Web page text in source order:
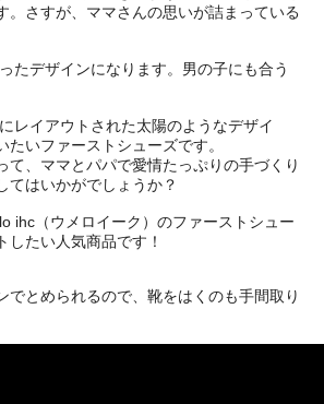
。さすが、ママさんの思いが詰まっている
たデザインになります。男の子にも合う
レイアウトされた太陽のようなデザイ
たいファーストシューズです。
て、ママとパパで愛情たっぷりの手づくり
てはいかがでしょうか？
ihc（ウメロイーク）のファーストシュー
したい人気商品です！
でとめられるので、靴をはくのも手間取り